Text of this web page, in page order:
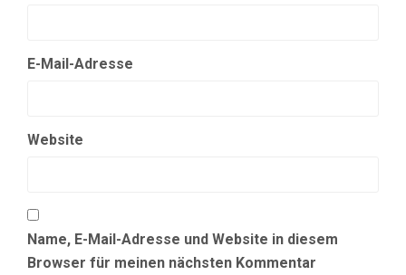
E-Mail-Adresse
Website
Name, E-Mail-Adresse und Website in diesem
Browser für meinen nächsten Kommentar